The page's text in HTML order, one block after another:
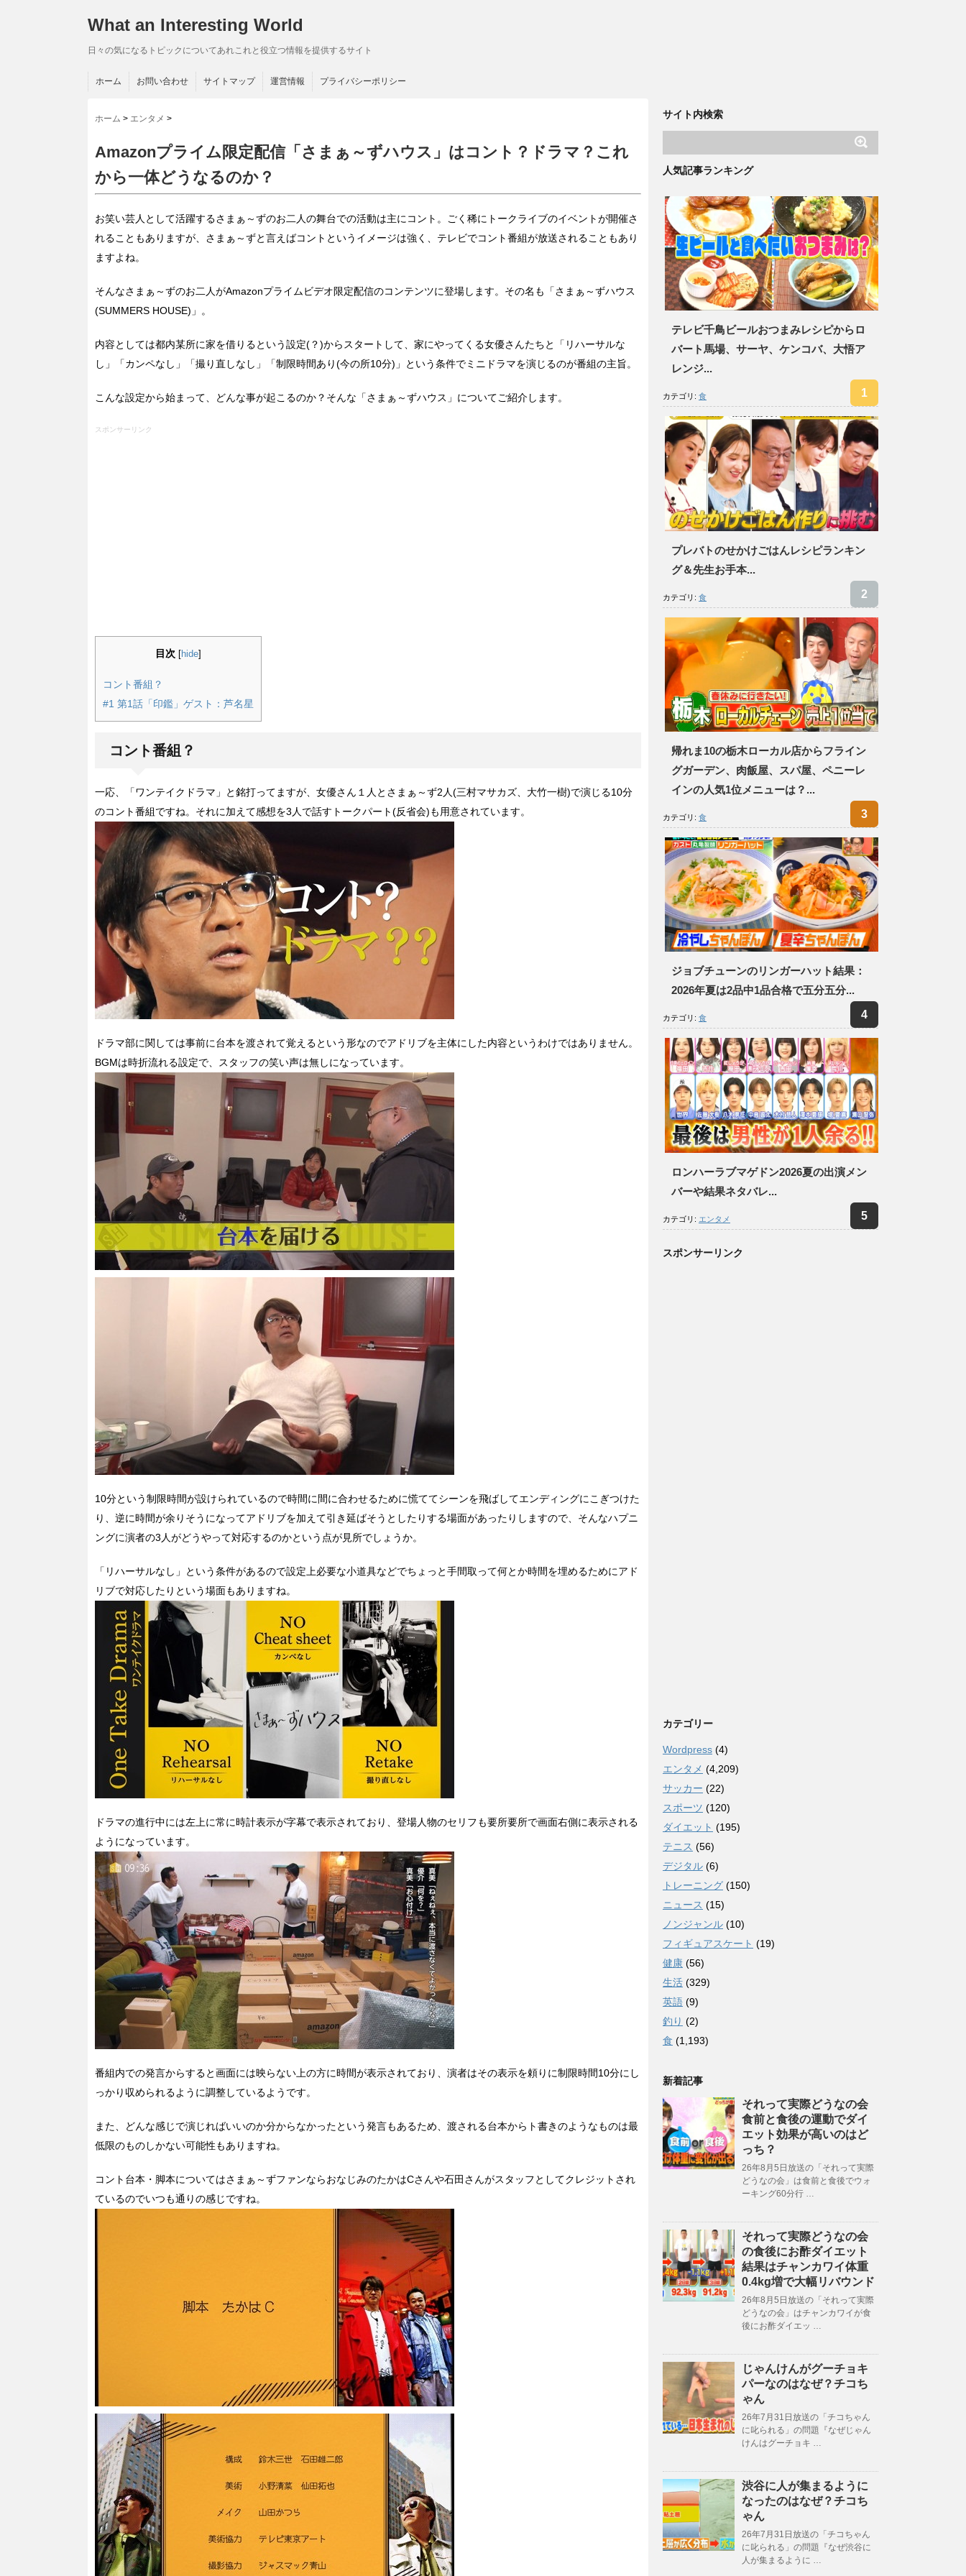
What an Interesting World
日々の気になるトピックについてあれこれと役立つ情報を提供するサイト
ホーム お問い合わせ サイトマップ 運営情報 プライバシーポリシー
ホーム > エンタメ >
Amazonプライム限定配信「さまぁ～ずハウス」はコント？ドラマ？これ
から一体どうなるのか？
お笑い芸人として活躍するさまぁ～ずのお二人の舞台での活動は主にコント。ごく稀にトークライブのイベントが開催さ
れることもありますが、さまぁ～ずと言えばコントというイメージは強く、テレビでコント番組が放送されることもあり
ますよね。
そんなさまぁ～ずのお二人がAmazonプライムビデオ限定配信のコンテンツに登場します。その名も「さまぁ～ずハウス
(SUMMERS HOUSE)」。
内容としては都内某所に家を借りるという設定(？)からスタートして、家にやってくる女優さんたちと「リハーサルな
し」「カンペなし」「撮り直しなし」「制限時間あり(今の所10分)」という条件でミニドラマを演じるのが番組の主旨。
こんな設定から始まって、どんな事が起こるのか？そんな「さまぁ～ずハウス」についてご紹介します。
スポンサーリンク
目次 [hide]
コント番組？
#1 第1話「印鑑」ゲスト：芦名星
コント番組？
一応、「ワンテイクドラマ」と銘打ってますが、女優さん１人とさまぁ～ず2人(三村マサカズ、大竹一樹)で演じる10分
のコント番組ですね。それに加えて感想を3人で話すトークパート(反省会)も用意されています。
ドラマ部に関しては事前に台本を渡されて覚えるという形なのでアドリブを主体にした内容というわけではありません。
BGMは時折流れる設定で、スタッフの笑い声は無しになっています。
10分という制限時間が設けられているので時間に間に合わせるために慌ててシーンを飛ばしてエンディングにこぎつけた
り、逆に時間が余りそうになってアドリブを加えて引き延ばそうとしたりする場面があったりしますので、そんなハプニ
ングに演者の3人がどうやって対応するのかという点が見所でしょうか。
「リハーサルなし」という条件があるので設定上必要な小道具などでちょっと手間取って何とか時間を埋めるためにアド
リブで対応したりという場面もありますね。
ドラマの進行中には左上に常に時計表示が字幕で表示されており、登場人物のセリフも要所要所で画面右側に表示される
ようになっています。
番組内での発言からすると画面には映らない上の方に時間が表示されており、演者はその表示を頼りに制限時間10分にし
っかり収められるように調整しているようです。
また、どんな感じで演じればいいのか分からなかったという発言もあるため、渡される台本からト書きのようなものは最
低限のものしかない可能性もありますね。
コント台本・脚本についてはさまぁ～ずファンならおなじみのたかはCさんや石田さんがスタッフとしてクレジットされ
ているのでいつも通りの感じですね。
サイト内検索
人気記事ランキング
テレビ千鳥ビールおつまみレシピからロ
バート馬場、サーヤ、ケンコバ、大悟ア
レンジ...
カテゴリ: 食
プレバトのせかけごはんレシピランキン
グ＆先生お手本...
カテゴリ: 食
帰れま10の栃木ローカル店からフライン
グガーデン、肉飯屋、スパ屋、ペニーレ
インの人気1位メニューは？...
カテゴリ: 食
ジョブチューンのリンガーハット結果：
2026年夏は2品中1品合格で五分五分...
カテゴリ: 食
ロンハーラブマゲドン2026夏の出演メン
バーや結果ネタバレ...
カテゴリ: エンタメ
スポンサーリンク
カテゴリー
Wordpress (4)
エンタメ (4,209)
サッカー (22)
スポーツ (120)
ダイエット (195)
テニス (56)
デジタル (6)
トレーニング (150)
ニュース (15)
ノンジャンル (10)
フィギュアスケート (19)
健康 (56)
生活 (329)
英語 (9)
釣り (2)
食 (1,193)
新着記事
それって実際どうなの会
食前と食後の運動でダイ
エット効果が高いのはど
っち？
26年8月5日放送の「それって実際
どうなの会」は食前と食後でウォ
ーキング60分行 …
それって実際どうなの会
の食後にお酢ダイエット
結果はチャンカワイ体重
0.4kg増で大幅リバウンド
26年8月5日放送の「それって実際
どうなの会」はチャンカワイが食
後にお酢ダイエッ …
じゃんけんがグーチョキ
パーなのはなぜ？チコち
ゃん
26年7月31日放送の「チコちゃん
に叱られる」の問題『なぜじゃん
けんはグーチョキ …
渋谷に人が集まるように
なったのはなぜ？チコち
ゃん
26年7月31日放送の「チコちゃん
に叱られる」の問題『なぜ渋谷に
人が集まるように …